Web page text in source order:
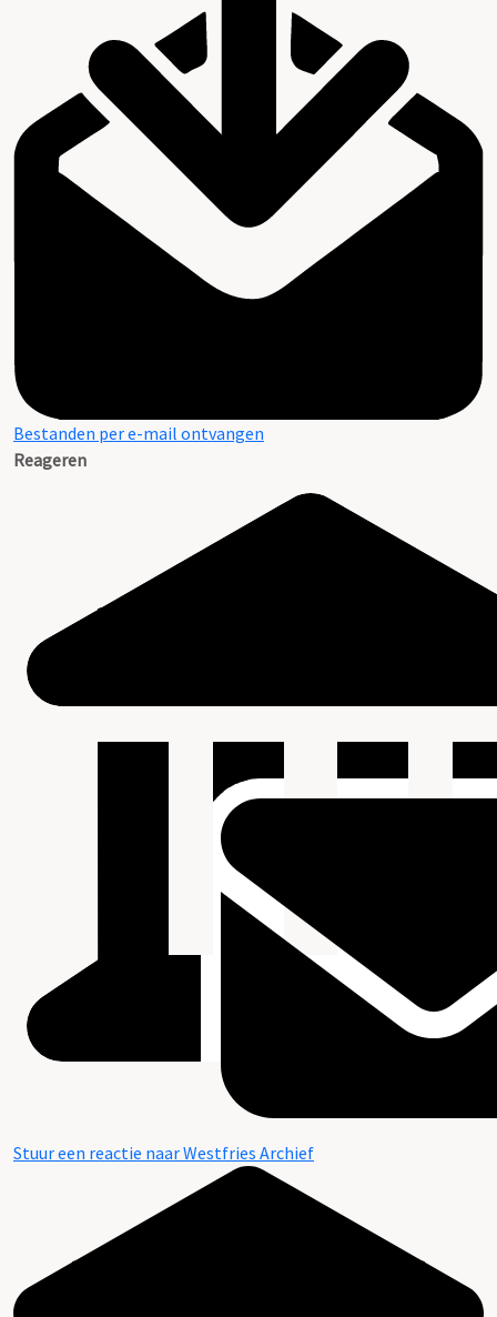
Bestanden per e-mail ontvangen
Reageren
Stuur een reactie naar Westfries Archief